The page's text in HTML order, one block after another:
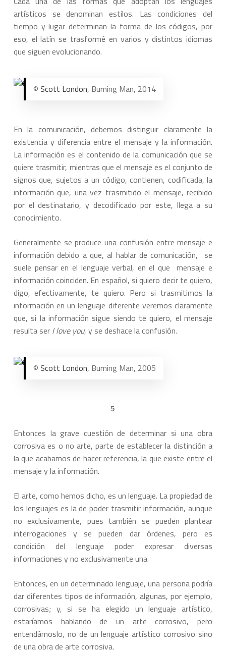
artísticos se denominan estilos. Las condiciones del
tiempo y lugar determinan la forma de los códigos, por
eso, el latín se trasformé en varios y distintos idiomas
que siguen evolucionando.
© Scott London, Burning Man, 2014
En la comunicación, debemos distinguir claramente la
existencia y diferencia entre el mensaje y la información.
La información es el contenido de la comunicación que se
quiere trasmitir, mientras que el mensaje es el conjunto de
signos que, sujetos a un código, contienen, codificada, la
información que, una vez trasmitido el mensaje, recibido
por el destinatario, y decodificado por este, llega a su
conocimiento.
Generalmente se produce una confusión entre mensaje e
información debido a que, al hablar de comunicación, se
suele pensar en el lenguaje verbal, en el que mensaje e
información coinciden. En español, si quiero decir te quiero,
digo, efectivamente, te quiero. Pero si trasmitimos la
información en un lenguaje diferente veremos claramente
que, si la información sigue siendo te quiero, el mensaje
resulta ser I love you, y se deshace la confusión.
© Scott London, Burning Man, 2005
5
Entonces la grave cuestión de determinar si una obra
corrosiva es o no arte, parte de establecer la distinción a
la que acabamos de hacer referencia, la que existe entre el
mensaje y la información.
El arte, como hemos dicho, es un lenguaje. La propiedad de
los lenguajes es la de poder trasmitir información, aunque
no exclusivamente, pues también se pueden plantear
interrogaciones y se pueden dar órdenes, pero es
condición del lenguaje poder expresar diversas
informaciones y no exclusivamente una.
Entonces, en un determinado lenguaje, una persona podría
dar diferentes tipos de información, algunas, por ejemplo,
corrosivas; y, si se ha elegido un lenguaje artístico,
estaríamos hablando de un arte corrosivo, pero
entendámoslo, no de un lenguaje artístico corrosivo sino
de una obra de arte corrosiva.